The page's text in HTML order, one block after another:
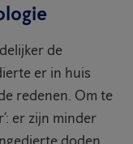
de
er in huis
redenen. Om te
er zijn minder